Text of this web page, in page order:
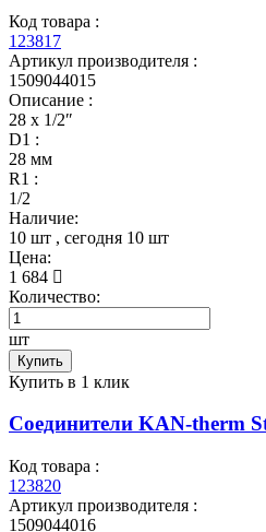
Код товара :
123817
Артикул производителя :
1509044015
Описание :
28 x 1/2″
D1 :
28 мм
R1 :
1/2
Наличие:
10 шт , сегодня 10 шт
Цена:
1 684
Количество:
шт
Купить
Купить в 1 клик
Соединители KAN-therm
Код товара :
123820
Артикул производителя :
1509044016